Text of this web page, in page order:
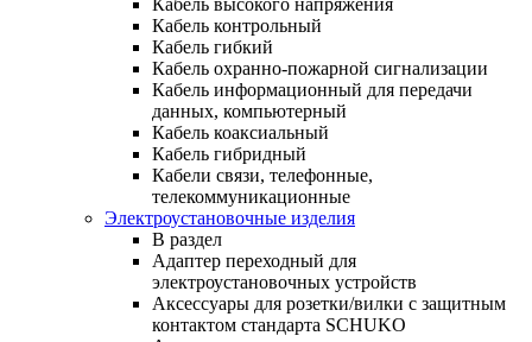
Кабель контрольный
Кабель гибкий
Кабель охранно-пожарной сигнализации
Кабель информационный для передачи
данных, компьютерный
Кабель коаксиальный
Кабель гибридный
Кабели связи, телефонные,
телекоммуникационные
Электроустановочные изделия
В раздел
Адаптер переходный для
электроустановочных устройств
Аксессуары для розетки/вилки с защитным
контактом стандарта SCHUKO